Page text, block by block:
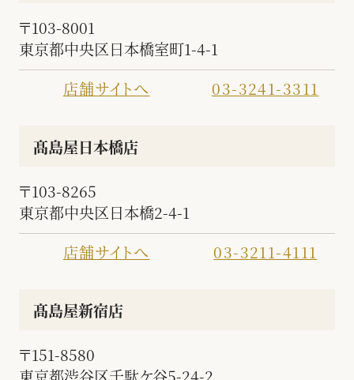
〒103-8001
東京都中央区日本橋室町1-4-1
店舗サイトへ
03-3241-3311
髙島屋日本橋店
〒103-8265
東京都中央区日本橋2-4-1
店舗サイトへ
03-3211-4111
髙島屋新宿店
〒151-8580
東京都渋谷区千駄ケ谷5-24-2